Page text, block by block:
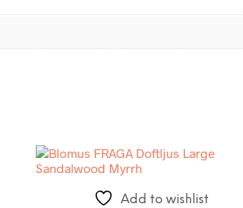
Add to wishlist